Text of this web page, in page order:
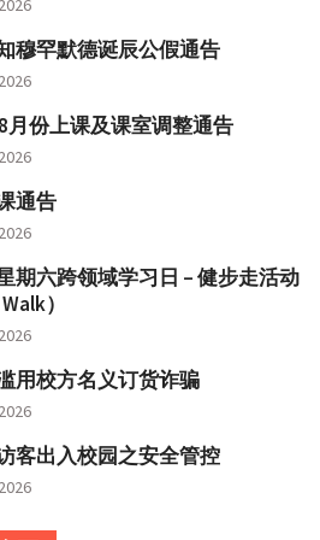
穆罕默德诞辰公假通告
月份上课及课室调整通告
通告
期六跨领域学习日 – 健步走活动
）
用校方名义订货诈骗
客出入校园之安全管控